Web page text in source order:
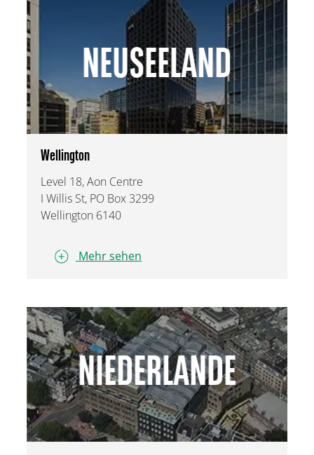
NEUSEELAND
Wellington
Level 18, Aon Centre
I Willis St, PO Box 3299
Wellington 6140
Mehr sehen
NIEDERLANDE